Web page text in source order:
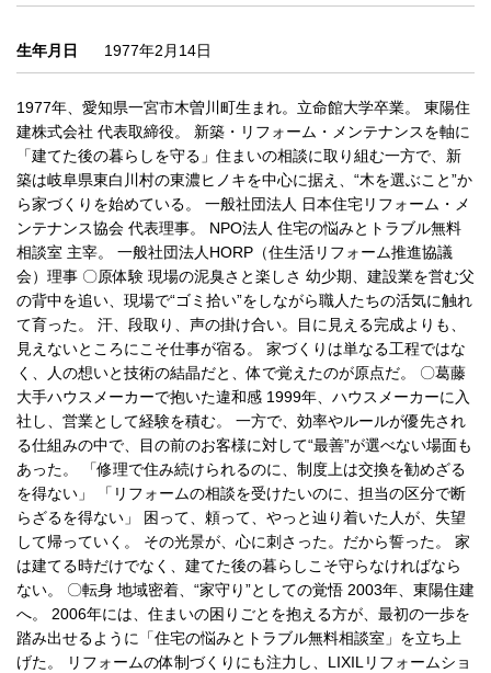
生年月日 1977年2月14日
1977年、愛知県一宮市木曽川町生まれ。立命館大学卒業。 東陽住
建株式会社 代表取締役。 新築・リフォーム・メンテナンスを軸に
「建てた後の暮らしを守る」住まいの相談に取り組む一方で、新
築は岐阜県東白川村の東濃ヒノキを中心に据え、“木を選ぶこと”か
ら家づくりを始めている。 一般社団法人 日本住宅リフォーム・メ
ンテナンス協会 代表理事。 NPO法人 住宅の悩みとトラブル無料
相談室 主宰。 一般社団法人HORP（住生活リフォーム推進協議
会）理事 〇原体験 現場の泥臭さと楽しさ 幼少期、建設業を営む父
の背中を追い、現場で“ゴミ拾い”をしながら職人たちの活気に触れ
て育った。 汗、段取り、声の掛け合い。目に見える完成よりも、
見えないところにこそ仕事が宿る。 家づくりは単なる工程ではな
く、人の想いと技術の結晶だと、体で覚えたのが原点だ。 〇葛藤
大手ハウスメーカーで抱いた違和感 1999年、ハウスメーカーに入
社し、営業として経験を積む。 一方で、効率やルールが優先され
る仕組みの中で、目の前のお客様に対して“最善”が選べない場面も
あった。 「修理で住み続けられるのに、制度上は交換を勧めざる
を得ない」 「リフォームの相談を受けたいのに、担当の区分で断
らざるを得ない」 困って、頼って、やっと辿り着いた人が、失望
して帰っていく。 その光景が、心に刺さった。だから誓った。 家
は建てる時だけでなく、建てた後の暮らしこそ守らなければなら
ない。 〇転身 地域密着、“家守り”としての覚悟 2003年、東陽住建
へ。 2006年には、住まいの困りごとを抱える方が、最初の一歩を
踏み出せるように「住宅の悩みとトラブル無料相談室」を立ち上
げた。 リフォームの体制づくりにも注力し、LIXILリフォームショ